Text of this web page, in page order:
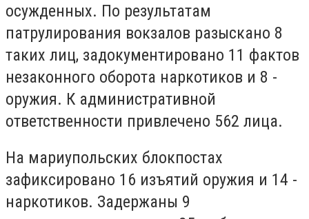
осужденных. По результатам
патрулирования вокзалов разыскано 8
таких лиц, задокументировано 11 фактов
незаконного оборота наркотиков и 8 -
оружия. К административной
ответственности привлечено 562 лица.
На мариупольских блокпостах
зафиксировано 16 изъятий оружия и 14 -
наркотиков. Задержаны 9